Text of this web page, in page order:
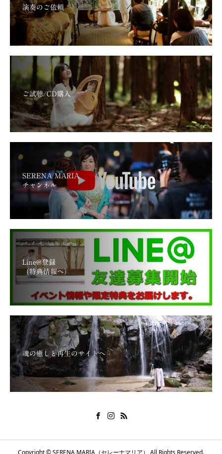
演奏のご依頼
ご試聴/CD購入
SERENA MARIA
チャンネル
Line@登録
（特典情報へ）
魂の癒しと再生のサイトへ